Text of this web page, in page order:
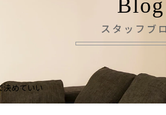
Blog
スタッフブ
決めていい